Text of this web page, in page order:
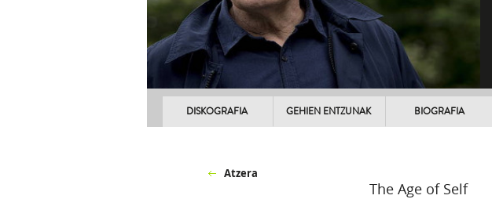
DISKOGRAFIA GEHIEN ENTZUNAK BIOGRAFIA
Atzera
The Age of Self